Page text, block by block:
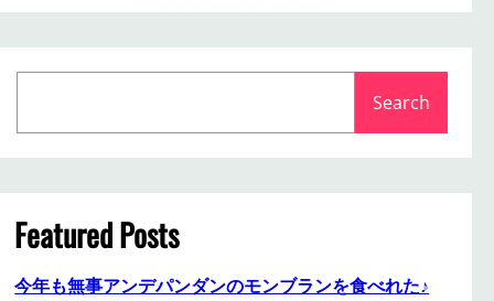
a
r
c
h
Search
Featured Posts
今年も無事アンデパンダンのモンブランを食べれた♪